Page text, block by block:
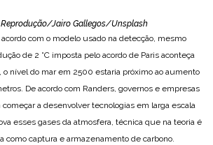
Reprodução/Jairo Gallegos/Unsplash
com o modelo usado na detecção, mesmo
de 2 °C imposta pelo acordo de Paris aconteça
o nível do mar em 2500 estaria próximo ao aumento
De acordo com Randers, governos e empresas
começar a desenvolver tecnologias em larga escala
esses gases da atmosfera, técnica que na teoria é
como captura e armazenamento de carbono.